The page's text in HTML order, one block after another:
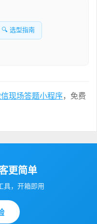
🔍 选型指南
现场答题小程序，免费
更简单
具，开箱即用